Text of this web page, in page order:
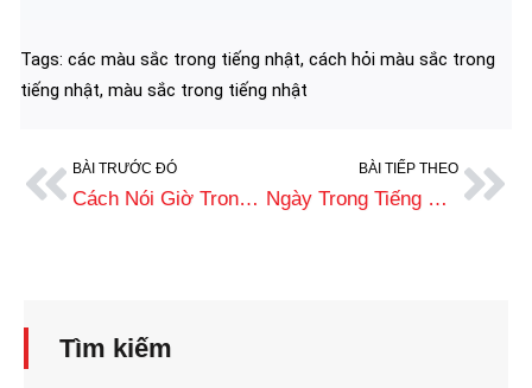
Tags: các màu sắc trong tiếng nhật, cách hỏi màu sắc trong
tiếng nhật, màu sắc trong tiếng nhật
BÀI TRƯỚC ĐÓ
Cách Nói Giờ Trong Tiếng Nhật Đơn Giản, Chuẩn Xác Nhất
BÀI TIẾP THEO
Ngày Trong Tiếng Nhật: Cách Đọc/Viết Đúng Chuẩn, Dễ Học
Tìm kiếm